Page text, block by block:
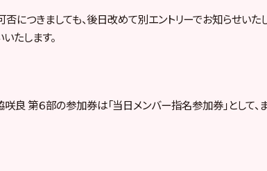
につきましても、後日改めて別エントリーでお知らせいた
たします。
良 第６部の参加券は「当日メンバー指名参加券」として、